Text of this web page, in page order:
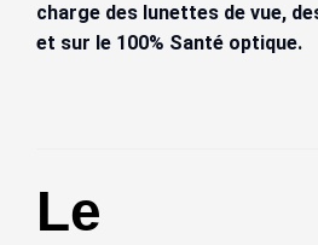
charge des lunettes de vue,
et sur le 100% Santé optique.
Le